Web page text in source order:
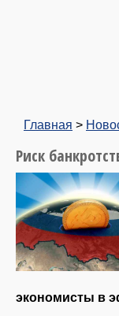
Главная >
Риск
экономисты в